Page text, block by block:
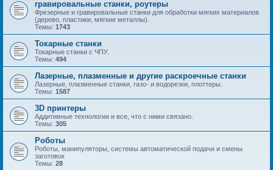
гравировальные станки, роутеры
Фрезерные и гравировальные станки для обработки мягких материалов
(дерево, пластики, мягкие металлы).
Темы: 1743
Токарные станки
Токарные станки с ЧПУ.
Темы: 494
Лазерные, плазменные и другие раскроечные станки
Лазерные, плазменные станки, газо- и водорезки, плоттеры.
Темы: 1587
3D принтеры
Аддитивные технологии и все, что с ними связано.
Темы: 305
Роботы
Роботы, манипуляторы, системы автоматической подачи и смены
заготовок
Темы: 28